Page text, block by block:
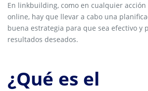
En linkbuilding, como en cualquier
online, hay que llevar a cabo una
buena estrategia para que sea efectivo y
resultados deseados.
¿Qué es el